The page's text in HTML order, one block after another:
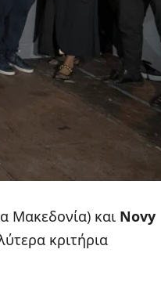
Μακεδονία) και Novy
κριτήρια